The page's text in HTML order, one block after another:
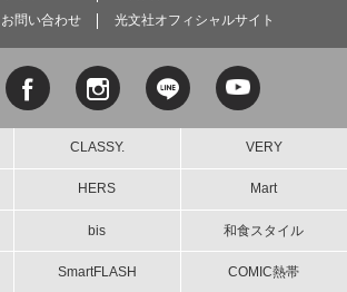
お問い合わせ
光文社オフィシャルサイト
CLASSY. VERY
HERS Mart
bis 和食スタイル
SmartFLASH COMIC熱帯